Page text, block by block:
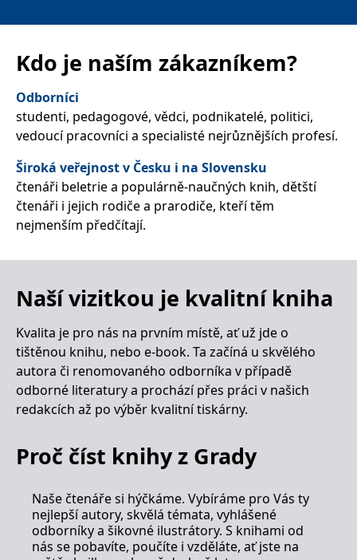
Kdo je naším zákazníkem?
Odborníci
studenti, pedagogové, vědci, podnikatelé, politici,
vedoucí pracovníci a specialisté nejrůznějších profesí.
Široká veřejnost v Česku i na Slovensku
čtenáři beletrie a populárně-naučných knih, dětští
čtenáři i jejich rodiče a prarodiče, kteří těm
nejmenším předčítají.
Naší vizitkou je kvalitní kniha
Kvalita je pro nás na prvním místě, ať už jde o
tištěnou knihu, nebo e-book. Ta začíná u skvělého
autora či renomovaného odborníka v případě
odborné literatury a prochází přes práci v našich
redakcích až po výběr kvalitní tiskárny.
Proč číst knihy z Grady
Naše čtenáře si hýčkáme. Vybíráme pro Vás ty
nejlepší autory, skvělá témata, vyhlášené
odborníky a šikovné ilustrátory. S knihami od
nás se pobavíte, poučíte i vzděláte, ať jste na
číslo, jeho
použití může
dobrým
příkladem je
udržování
stránkami.
__cf_bm
Cloudflare Inc.
.heureka.cz
30 minut
Tento soubor
přínosné, aby
bylo možné
podávat
o používání
webových
stránek.
CookieConsent
Cybot A/S
www.bambook.cz
1 rok
Tento soubor
Google LLC
.www.grada.cz
měsíc
přihlášení
pomocí
Google
ASP.NET_SessionId
Microsoft
Zavřením
prohlížeče
Tento soubor